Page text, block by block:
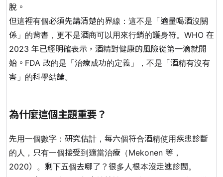
脫。
但這裡有個必須先講清楚的界線： 這不是「適量喝酒沒關
係」的背書 ，更不是酒商可以用來行銷的護身符。WHO 在
2023 年已經明確表示，酒精對健康的風險從第一滴就開
始。FDA 改的是「治療成功的定義」，不是「酒精有沒有
害」的科學結論。
為什麼這個主題重要？
先用一個數字：研究估計， 每六個符合酒精使用疾患診斷
的人，只有一個接受到適當治療 （Mekonen 等，
2020）。剩下五個去哪了？很多人根本沒走進診間。